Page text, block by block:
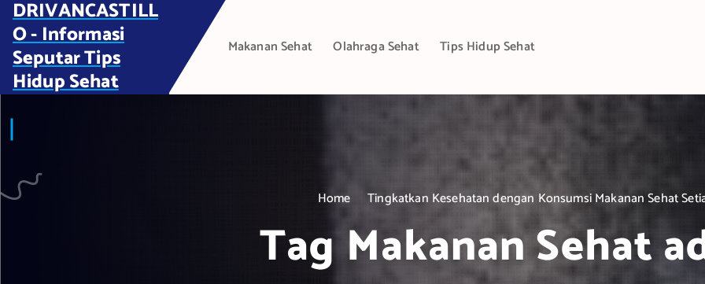
DRIVANCASTILL
O - Informasi
Seputar Tips
Hidup Sehat
Makanan Sehat Olahraga Sehat Tips Hidup Sehat
Home Tingkatkan Kesehatan dengan Konsumsi Makanan Sehat
Tag Makanan Sehat